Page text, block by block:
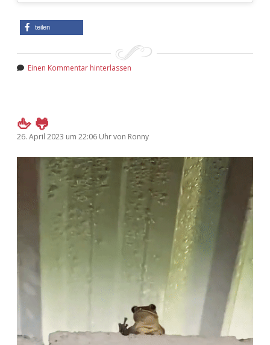
teilen
Einen Kommentar hinterlassen
🖕 🐸
26. April 2023 um 22:06 Uhrvon Ronny